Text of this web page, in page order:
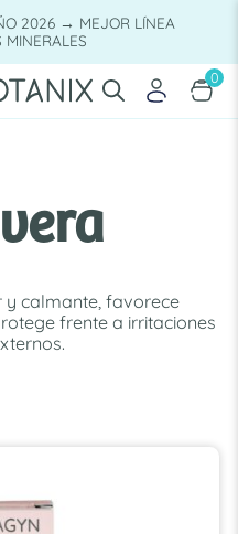
2026 → MEJOR LÍNEA
MINERALES
0
calmante, favorece
frente a irritaciones